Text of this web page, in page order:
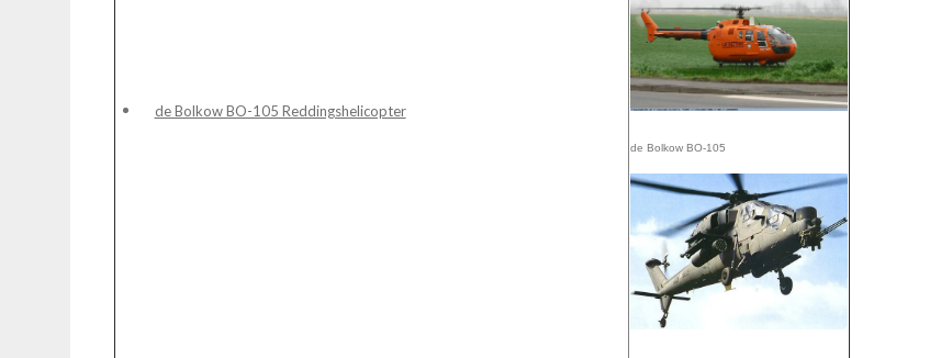
de Bolkow BO-105 Reddingshelicopter
de Bolkow BO-105